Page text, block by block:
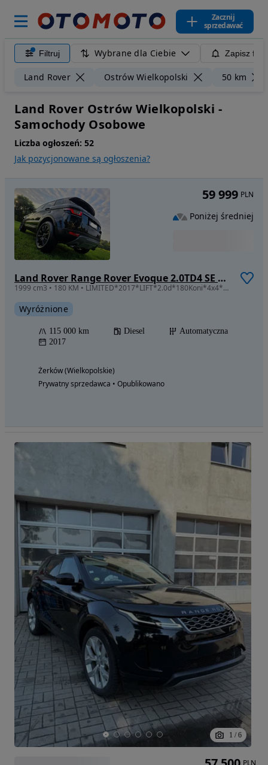
Zacznij
sprzedawać
Filtruj Wybrane dla Ciebie Zapisz
Land Rover Ostrów Wielkopolski 50 km
Land Rover Ostrów Wielkopolski -
Samochody Osobowe
Liczba ogłoszeń: 52
Jak pozycjonowane są ogłoszenia?
Land Rover Range Rover Evoque 2.0TD4 SE Dynamic Special Edition
1999 cm3 • 180 KM • LIMITED*2017*LIFT*2.0d*180Koni*4x4*Salon PL*100% Bezwypadek*ASOdoKońca
Wyróżnione
115 000 km Diesel
Automatyczna
2017
Żerków (Wielkopolskie)
Prywatny sprzedawca • Opublikowano
59 999 PLN
Poniżej średniej
1 / 6
PLN